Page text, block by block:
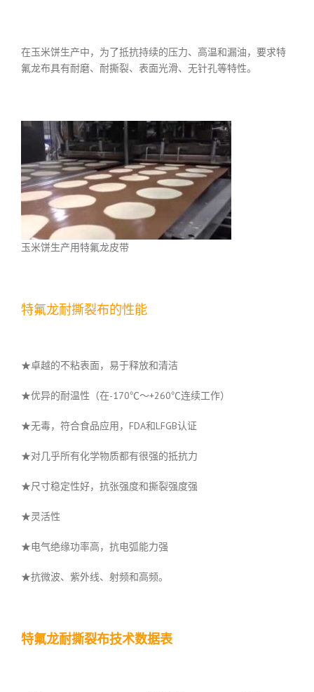
在玉米饼生产中，为了抵抗持续的压力、高温和漏油，要求特
氟龙布具有耐磨、耐撕裂、表面光滑、无针孔等特性。
玉米饼生产用特氟龙皮带
特氟龙耐撕裂布的性能
★卓越的不粘表面，易于释放和清洁
★优异的耐温性（在-170℃～+260℃连续工作）
★无毒，符合食品应用，FDA和LFGB认证
★对几乎所有化学物质都有很强的抵抗力
★尺寸稳定性好，抗张强度和撕裂强度强
★灵活性
★电气绝缘功率高，抗电弧能力强
★抗微波、紫外线、射频和高频。
特氟龙耐撕裂布技术数据表